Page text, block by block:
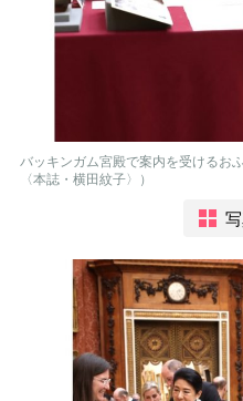
バッキンガム宮殿で案内を受けるお
〈本誌・横田紋子〉）